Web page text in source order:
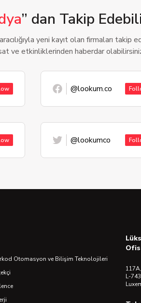
” dan Takip
yeni kayıt olan firmaları takip
ve etkinliklerinden haberdar
@lookum.co
@lookumco
Otomasyon ve Bilişim Teknolojileri
Ofis
L-